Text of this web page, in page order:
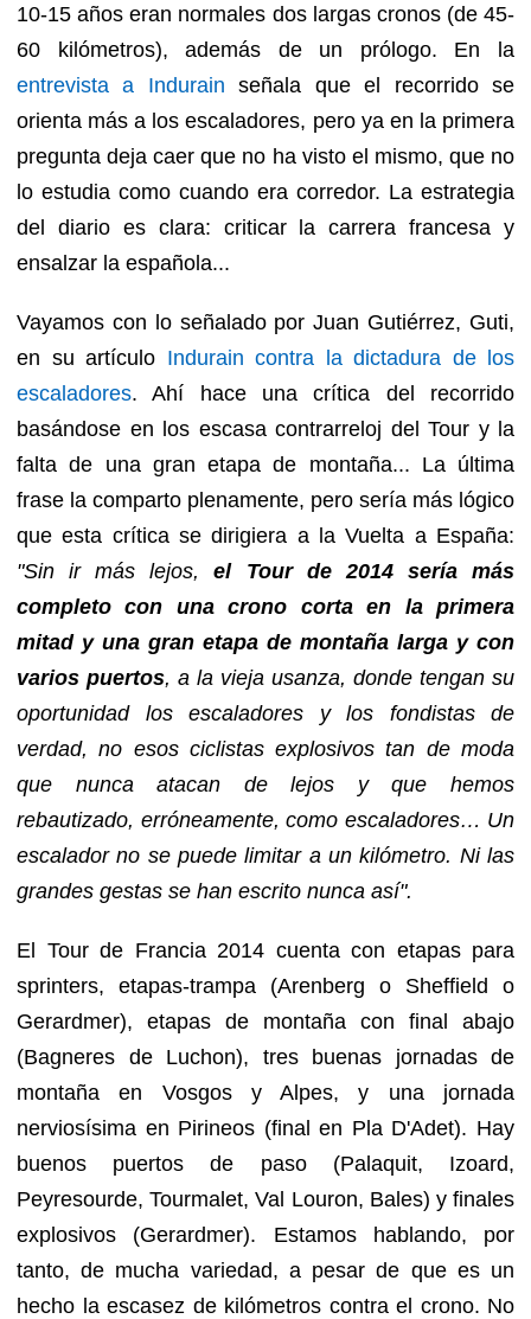
10-15 años eran normales dos largas cronos (de 45-
60 kilómetros), además de un prólogo. En la
entrevista a Indurain señala que el recorrido se
orienta más a los escaladores, pero ya en la primera
pregunta deja caer que no ha visto el mismo, que no
lo estudia como cuando era corredor. La estrategia
del diario es clara: criticar la carrera francesa y
ensalzar la española...
Vayamos con lo señalado por Juan Gutiérrez, Guti,
en su artículo Indurain contra la dictadura de los
escaladores. Ahí hace una crítica del recorrido
basándose en los escasa contrarreloj del Tour y la
falta de una gran etapa de montaña... La última
frase la comparto plenamente, pero sería más lógico
que esta crítica se dirigiera a la Vuelta a España:
"Sin ir más lejos,
el Tour de 2014 sería más
completo con una crono corta en la primera
mitad y una gran etapa de montaña larga y con
varios puertos, a la vieja usanza, donde tengan su
oportunidad los escaladores y los fondistas de
verdad, no esos ciclistas explosivos tan de moda
que nunca atacan de lejos y que hemos
rebautizado, erróneamente, como escaladores… Un
escalador no se puede limitar a un kilómetro. Ni las
grandes gestas se han escrito nunca así".
El Tour de Francia 2014 cuenta con etapas para
sprinters, etapas-trampa (Arenberg o Sheffield o
Gerardmer), etapas de montaña con final abajo
(Bagneres de Luchon), tres buenas jornadas de
montaña en Vosgos y Alpes, y una jornada
nerviosísima en Pirineos (final en Pla D'Adet). Hay
buenos puertos de paso (Palaquit, Izoard,
Peyresourde, Tourmalet, Val Louron, Bales) y finales
explosivos (Gerardmer). Estamos hablando, por
tanto, de mucha variedad, a pesar de que es un
hecho la escasez de kilómetros contra el crono. No